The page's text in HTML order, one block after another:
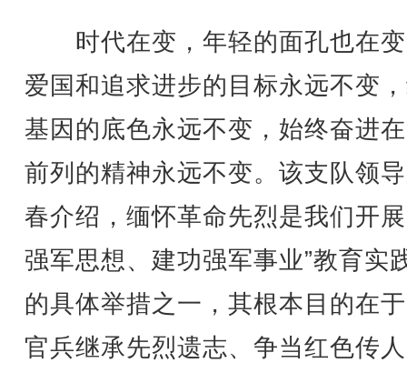
时代在变，年轻的面孔也在
爱国和追求进步的目标永远不变
基因的底色永远不变，始终奋进
前列的精神永远不变。该支队领
春介绍，缅怀革命先烈是我们开
强军思想、建功强军事业”教育实
的具体举措之一，其根本目的在
官兵继承先烈遗志、争当红色传